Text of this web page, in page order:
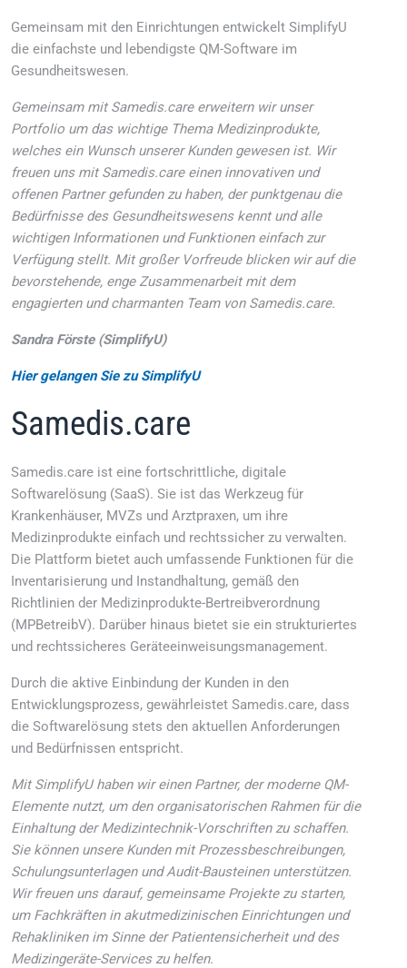
Gemeinsam mit den Einrichtungen entwickelt SimplifyU
die einfachste und lebendigste QM-Software im
Gesundheitswesen.
Gemeinsam mit Samedis.care erweitern wir unser
Portfolio um das wichtige Thema Medizinprodukte,
welches ein Wunsch unserer Kunden gewesen ist. Wir
freuen uns mit Samedis.care einen innovativen und
offenen Partner gefunden zu haben, der punktgenau die
Bedürfnisse des Gesundheitswesens kennt und alle
wichtigen Informationen und Funktionen einfach zur
Verfügung stellt. Mit großer Vorfreude blicken wir auf die
bevorstehende, enge Zusammenarbeit mit dem
engagierten und charmanten Team von Samedis.care.
Sandra Förste (SimplifyU)
Hier gelangen Sie zu SimplifyU
Samedis.care
Samedis.care ist eine fortschrittliche, digitale
Softwarelösung (SaaS). Sie ist das Werkzeug für
Krankenhäuser, MVZs und Arztpraxen, um ihre
Medizinprodukte einfach und rechtssicher zu verwalten.
Die Plattform bietet auch umfassende Funktionen für die
Inventarisierung und Instandhaltung, gemäß den
Richtlinien der Medizinprodukte-Bertreibverordnung
(MPBetreibV). Darüber hinaus bietet sie ein strukturiertes
und rechtssicheres Geräteeinweisungsmanagement.
Durch die aktive Einbindung der Kunden in den
Entwicklungsprozess, gewährleistet Samedis.care, dass
die Softwarelösung stets den aktuellen Anforderungen
und Bedürfnissen entspricht.
Mit SimplifyU haben wir einen Partner, der moderne QM-
Elemente nutzt, um den organisatorischen Rahmen für die
Einhaltung der Medizintechnik-Vorschriften zu schaffen.
Sie können unsere Kunden mit Prozessbeschreibungen,
Schulungsunterlagen und Audit-Bausteinen unterstützen.
Wir freuen uns darauf, gemeinsame Projekte zu starten,
um Fachkräften in akutmedizinischen Einrichtungen und
Rehakliniken im Sinne der Patientensicherheit und des
Medizingeräte-Services zu helfen.